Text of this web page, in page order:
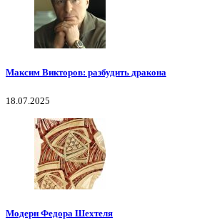
Максим Викторов: разбудить дракона
18.07.2025
Модерн Федора Шехтеля